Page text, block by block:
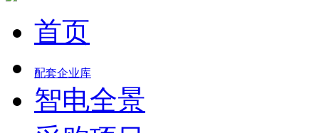
首页
配套企业库
智电全景